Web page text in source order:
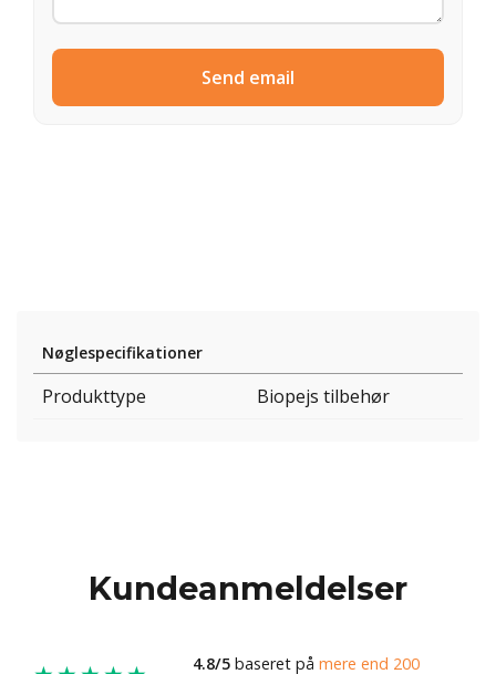
Send email
Nøglespecifikationer
Produkttype Biopejs tilbehør
Kundeanmeldelser
4.8/5 baseret på mere end 200